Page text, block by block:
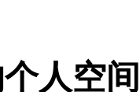
人空间